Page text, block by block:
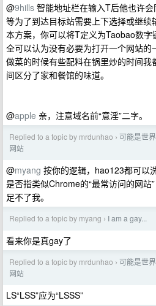
@9hills 智能地址栏在输入T后他也许
等为了到达目标站需要上下选择或继续
本方案，你可以将T定义为Taobao数
全可以认为没有必要为打开一个网站的
做菜的时候有些配料在锅里炒的时间
间区分了家和餐馆的味道。
@apple 亲，注意域名前“意淫”二字。
Replied to a topic by mrdunhao › 可能是世
网站
@myang 按你的逻辑，hao123都可以
是否指类似Chrome的“最常访问的网站
足不了我。
Replied to a topic by myang › I am a gay...
看来你是真gay了
Replied to a topic by mrdunhao › 可能是世
网站
LS“LSS”应为“LSSS”